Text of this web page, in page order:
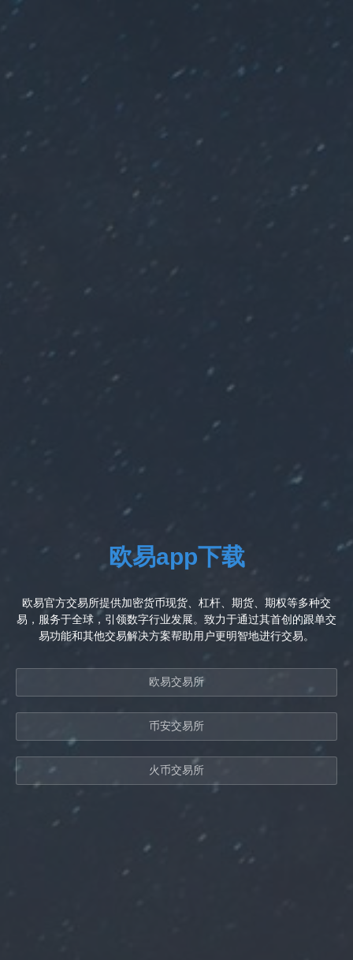
欧易app下载
欧易官方交易所提供加密货币现货、杠杆、期货、期权等多种交
易，服务于全球，引领数字行业发展。致力于通过其首创的跟单交
易功能和其他交易解决方案帮助用户更明智地进行交易。
欧易交易所
币安交易所
火币交易所